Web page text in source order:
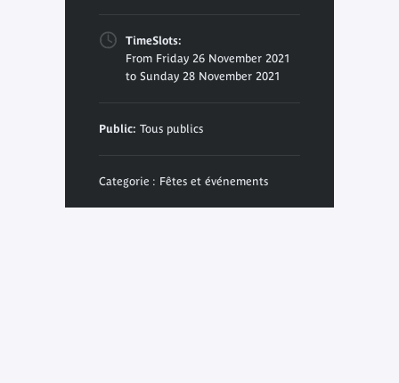
TimeSlots:
From Friday 26 November 2021
to Sunday 28 November 2021
Public: Tous publics
Categorie : Fêtes et événements